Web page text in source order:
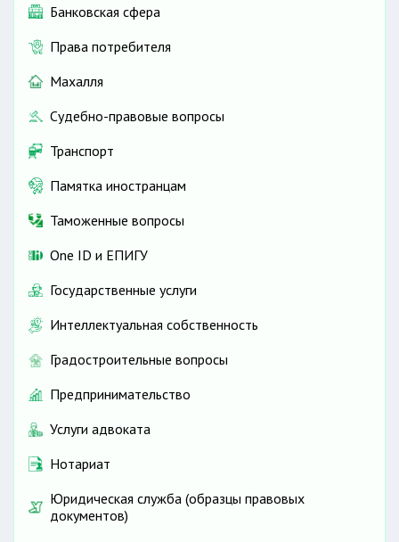
Банковская сфера
Права потребителя
Махалля
Судебно-правовые вопросы
Транспорт
Памятка иностранцам
Таможенные вопросы
One ID и ЕПИГУ
Государственные услуги
Интеллектуальная собственность
Градостроительные вопросы
Предпринимательство
Услуги адвоката
Нотариат
Юридическая служба (образцы правовых
документов)